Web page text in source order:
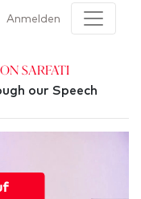
Anmelden
Sarfati
our Speech